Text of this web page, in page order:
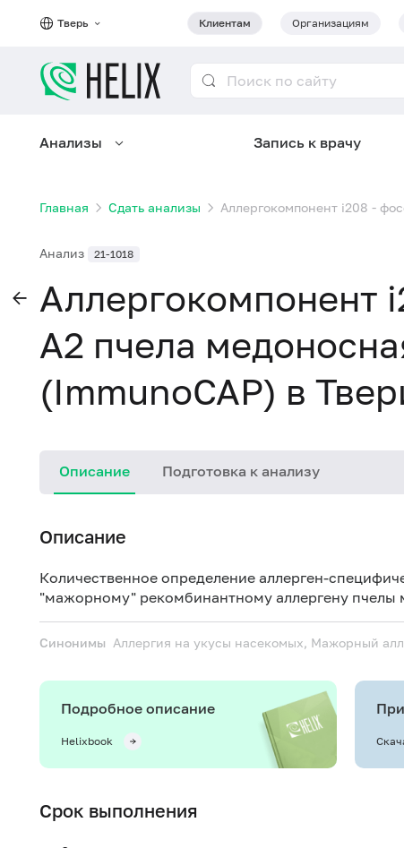
Тверь Клиентам Организациям
Анализы Запись к врачу
Главная Сдать анализы Аллергокомпонент i208 -
Анализ 21-1018
Аллергокомпонент
А2 пчела
(ImmunoCAP) в
Описание Подготовка к анализу
Описание
Количественное определение аллерген-
"мажорному" рекомбинантному аллергену пчелы
Синонимы Аллергия на укусы насекомых, Мажорный
Подробное описание
Helixbook
Срок выполнения